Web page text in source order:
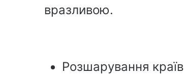
вразливою.
Розшарування країв